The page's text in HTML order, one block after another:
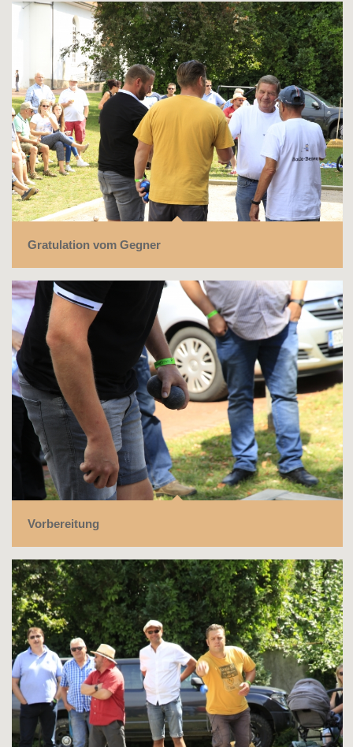
Gratulation vom Gegner
Vorbereitung